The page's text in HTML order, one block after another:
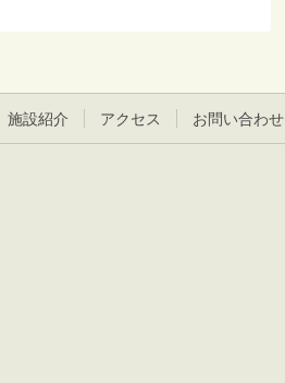
施設紹介 アクセス お問い合わせ